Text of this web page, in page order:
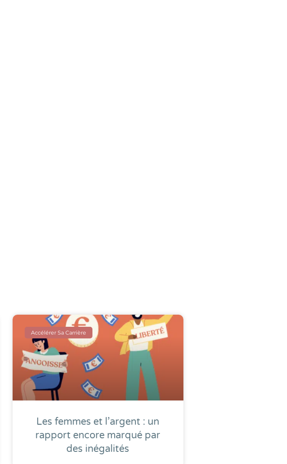
Accélérer Sa Carrière
Les femmes et l’argent : un
rapport encore marqué par
des inégalités